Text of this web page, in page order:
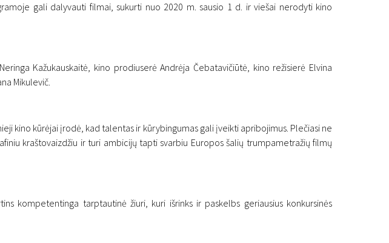
Baltijos kinas“
gali dalyvauti filmai, sukurti nuo 2020 m. sausio 1 d. ir viešai nerodyti kino
Kažukauskaitė, kino prodiuserė Andrėja Čebatavičiūtė, kino režisierė Elvina
Mikulevič.
kino kūrėjai įrodė, kad talentas ir kūrybingumas gali įveikti apribojimus. Plečiasi ne
kraštovaizdžiu ir turi ambicijų tapti svarbiu Europos šalių trumpametražių filmų
kompetentinga tarptautinė žiuri, kuri išrinks ir paskelbs geriausius konkursinės